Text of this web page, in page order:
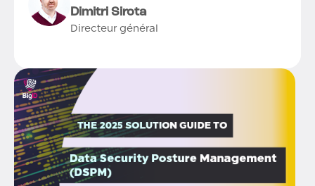
Dimitri Sirota
Directeur général